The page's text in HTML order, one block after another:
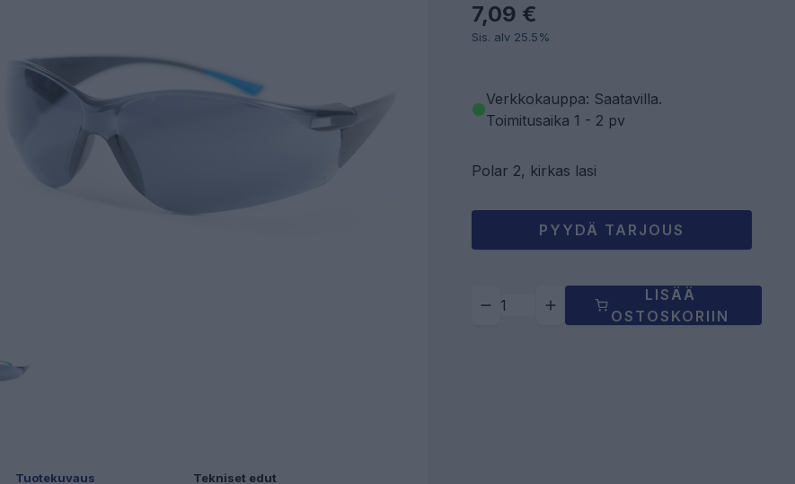
Tuotekuvaus Tekniset edut
7,09 €
Sis. alv 25.5%
Verkkokauppa: Saatavilla.
Toimitusaika 1 - 2 pv
Polar 2, kirkas lasi
PYYDÄ TARJOUS
LISÄÄ
OSTOSKORIIN